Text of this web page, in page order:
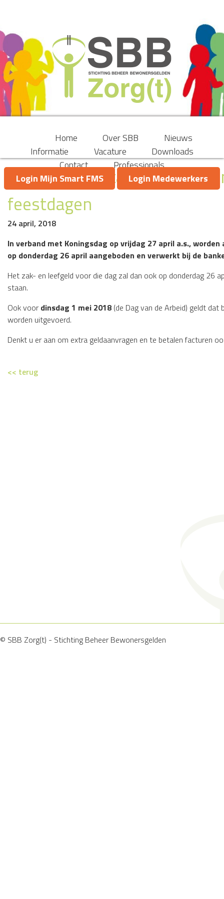
Home Over SBB
Nieuws
Informatie
Vacature
Downloads
Contact
Professionals
Login Mijn Smart FMS
Login Medewerkers
Aangepast
feestdagen
24 april, 2018
In verband met Koningsdag op vrijdag 27 april a.s.,
op donderdag 26 april aangeboden en verwerkt bij de
Het zak- en leefgeld voor die dag zal dan ook op donderdag 26
staan.
Ook voor dinsdag 1 mei 2018 (de Dag van de Arbeid) geldt dat
worden uitgevoerd.
Denkt u er aan om extra geldaanvragen en te betalen facturen
<< terug
© SBB Zorg(t) - Stichting Beheer Bewonersgelden